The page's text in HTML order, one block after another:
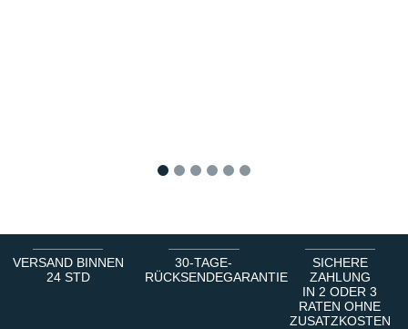
VERSAND BINNEN
24 STD
30-TAGE-
RÜCKSENDEGARANTIE
SICHERE
ZAHLUNG
IN 2 ODER 3
RATEN OHNE
ZUSATZKOSTEN